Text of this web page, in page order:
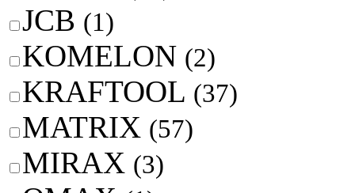
JCB (1)
KOMELON (2)
KRAFTOOL (37)
MATRIX (57)
MIRAX (3)